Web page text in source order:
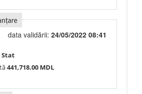
data validării: 24/05/2022 08:41
Stat
441,718.00 MDL